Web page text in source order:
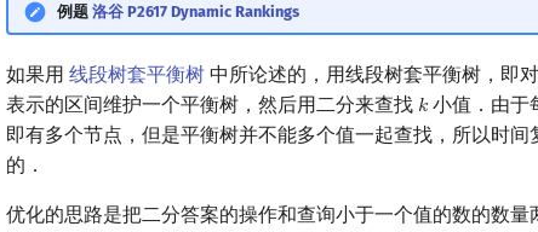
例题 洛谷 P2617 Dynamic Rankings
如果用 线段树套平衡树 中所论述的，用线段树套平衡树，即
表示的区间维护一个平衡树，然后用二分来查找 𝑘
k 小值．由于
即有多个节点，但是平衡树并不能多个值一起查找，所以时间
的．
优化的思路是把二分答案的操作和查询小于一个值的数的数量